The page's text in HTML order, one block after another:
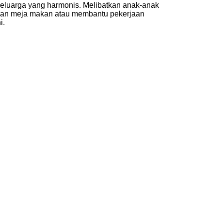
yang harmonis. Melibatkan anak-anak
meja makan atau membantu pekerjaan